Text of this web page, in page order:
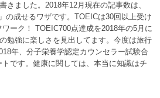
きました。2018年12月現在の記事数は、
の成せるワザです。TOEICは30回以上受け
ーク！ TOEIC700点達成を2018年の5月に
勉強に楽しさを見出してます。今度は旅行
年、分子栄養学認定カウンセラー試験合
です。健康に関しては、本当に知識はチ